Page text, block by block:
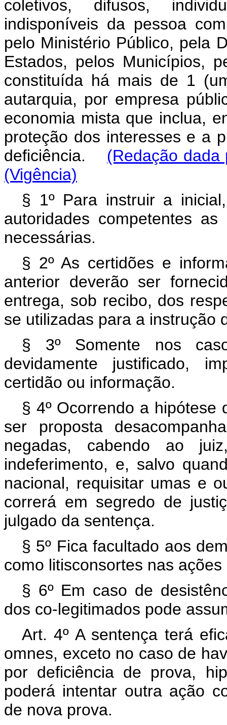
coletivos, difusos,
indisponíveis da pessoa
pelo Ministério Público, pela
Estados, pelos Municípios,
constituída há mais de 1
autarquia, por empresa
economia mista que inclua,
proteção dos interesses e a
deficiência. (Redação dada
(Vigência)
§ 1º Para instruir a
autoridades competentes
necessárias.
§ 2º As certidões e
anterior deverão ser
entrega, sob recibo, dos
se utilizadas para a instrução
§ 3º Somente nos
devidamente justificado,
certidão ou informação.
§ 4º Ocorrendo a hipótese
ser proposta
negadas, cabendo ao
indeferimento, e, salvo
nacional, requisitar umas e
correrá em segredo de
julgado da sentença.
§ 5º Fica facultado aos
como litisconsortes nas
§ 6º Em caso de
dos co-legitimados pode
Art. 4º A sentença terá
omnes, exceto no caso de
por deficiência de prova,
poderá intentar outra ação
de nova prova.